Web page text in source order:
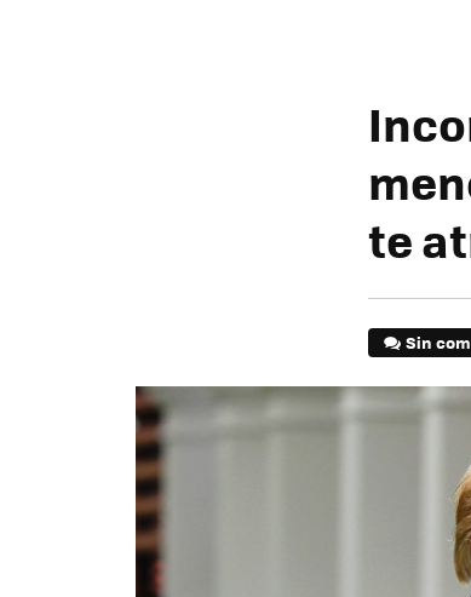
te
Sin